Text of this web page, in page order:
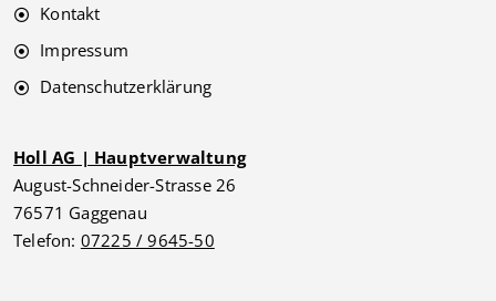
Kontakt
Impressum
Datenschutzerklärung
Holl AG | Hauptverwaltung
August-Schneider-Strasse 26
76571 Gaggenau
Telefon: 07225 / 9645-50